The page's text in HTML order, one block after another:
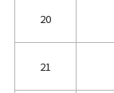
20
21